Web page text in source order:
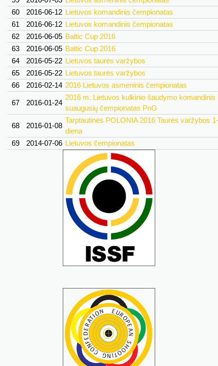
60
2016-06-12 Lietuvos komandinis čempionatas
61
2016-06-12 Lietuvos komandinis čempionatas
62
2016-06-05 Baltic Cup 2016
63
2016-06-05 Baltic Cup 2016
64
2016-05-22 Lietuvos taurės varžybos
65
2016-05-22 Lietuvos taurės varžybos
66
2016-02-14 2016 Lietuvos asmeninis čempionatas
67 2016-01-24
2016 m. Lietuvos kulkinio šaudymo komandinis
suaugusių čempionatas PnG
68 2016-01-08
Tarptautinės POLONIA 2016 Taurės varžybos
diena
69
2014-07-06 Lietuvos čempionatas